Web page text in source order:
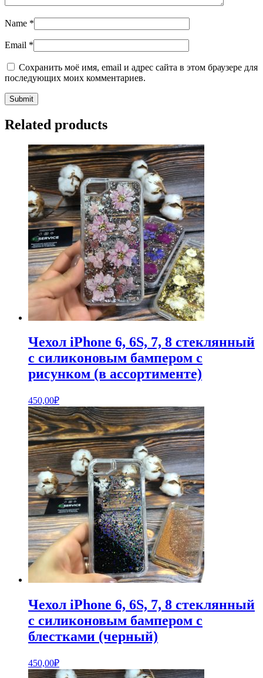
Name *
Email *
Сохранить моё имя, email и адрес сайта в этом браузере для
последующих моих комментариев.
Related products
Чехол iPhone 6, 6S, 7, 8 стеклянный
с силиконовым бампером с
рисунком (в ассортименте)
450,00₽
Чехол iPhone 6, 6S, 7, 8 стеклянный
с силиконовым бампером с
блестками (черный)
450,00₽